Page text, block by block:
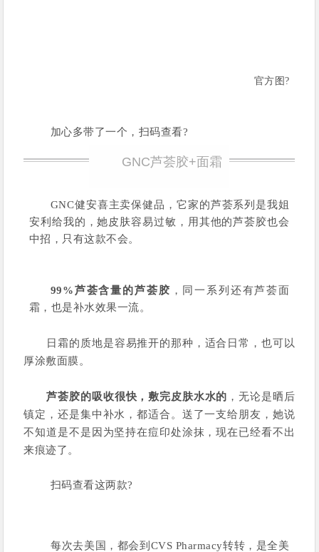
官方图?
加心多带了一个，扫码查看?
GNC芦荟胶+面霜
GNC健安喜主卖保健品，它家的芦荟系列是我姐
安利给我的，她皮肤容易过敏，用其他的芦荟胶也会
中招，只有这款不会。
99%芦荟含量的芦荟胶 ，同一系列还有芦荟面
霜，也是补水效果一流。
日霜的质地是容易推开的那种，适合日常，也可以
厚涂敷面膜。
芦荟胶的吸收很快，敷完皮肤水水的 ，无论是晒后
镇定，还是集中补水，都适合。送了一支给朋友，她说
不知道是不是因为坚持在痘印处涂抹，现在已经看不出
来痕迹了。
扫码查看这两款?
每次去美国，都会到CVS Pharmacy转转，是全美